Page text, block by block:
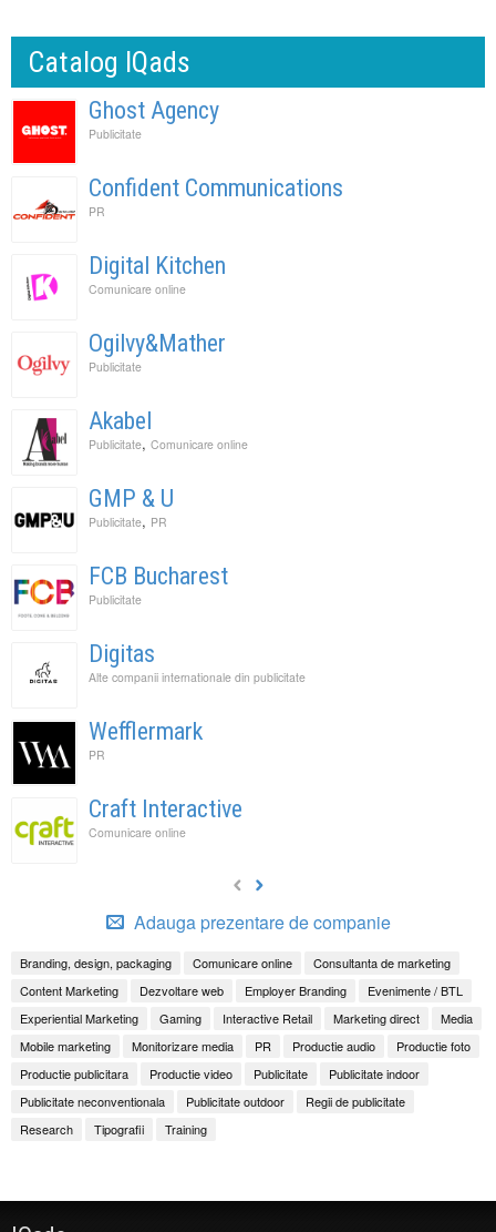
Catalog IQads
Ghost Agency
Publicitate
Confident Communications
PR
Digital Kitchen
Comunicare online
Ogilvy&Mather
Publicitate
Akabel
Publicitate, Comunicare online
GMP & U
Publicitate, PR
FCB Bucharest
Publicitate
Digitas
Alte companii internationale din publicitate
Wefflermark
PR
Craft Interactive
Comunicare online
Adauga prezentare de companie
Branding, design, packaging Comunicare online
Consultanta de marketing
Content Marketing
Dezvoltare web Employer Branding
Evenimente / BTL
Experiential Marketing
Gaming Interactive Retail Marketing direct
Media
Mobile marketing
Monitorizare media PR Productie audio
Productie foto
Productie publicitara
Productie video Publicitate
Publicitate indoor
Publicitate neconventionala
Publicitate outdoor
Regii de publicitate
Research
Tipografii Training